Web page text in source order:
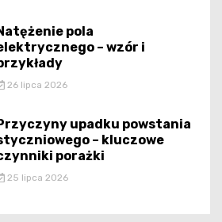
pola
– wzór i
26 lipca 2026
upadku powstania
– kluczowe
porażki
25 lipca 2026